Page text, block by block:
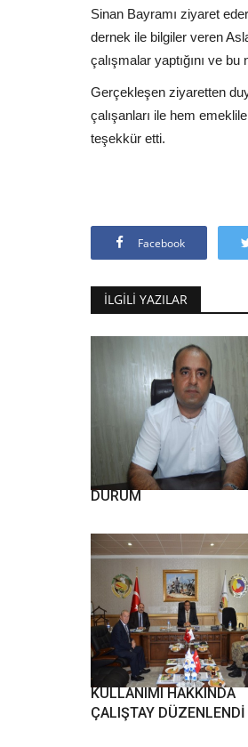
Sinan Bayramı ziyaret
dernek ile bilgiler veren
çalışmalar yaptığını ve
Gerçekleşen ziyaretten
çalışanları ile hem
teşekkür etti.
Facebook
İLGILI YAZILAR
BÜYÜKŞEHİR
DURUM
MOTOSİKLET VE KASK
KULLANIMI HAKKINDA
ÇALIŞTAY DÜZENLENDİ